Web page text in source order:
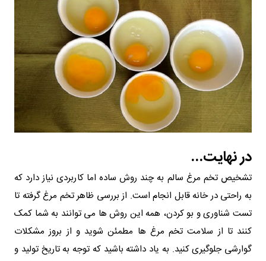
در نهایت...
تشخیص تخم مرغ سالم به چند روش ساده اما کاربردی نیاز دارد که
به راحتی در خانه قابل انجام است. از بررسی ظاهر تخم مرغ گرفته تا
تست شناوری و بو کردن، همه این روش‌ ها می‌ توانند به شما کمک
کنند تا از سلامت تخم مرغ‌ ها مطمئن شوید و از بروز مشکلات
گوارشی جلوگیری کنید. به یاد داشته باشید که توجه به تاریخ تولید و